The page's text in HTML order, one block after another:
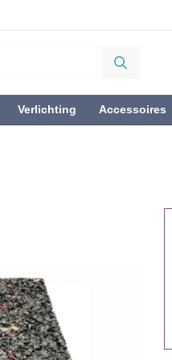
Verlichting Accessoires